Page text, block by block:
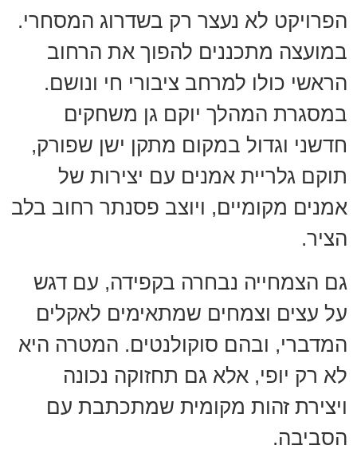
הפרויקט לא נעצר רק בשדרוג המסחרי.
במועצה מתכננים להפוך את הרחוב
הראשי כולו למרחב ציבורי חי ונושם.
במסגרת המהלך יוקם גן משחקים
חדשני וגדול במקום מתקן ישן שפורק,
תוקם גלריית אמנים עם יצירות של
אמנים מקומיים, ויוצב פסנתר רחוב בלב
הציר.
גם הצמחייה נבחרה בקפידה, עם דגש
על עצים וצמחים שמתאימים לאקלים
המדברי, ובהם סוקולנטים. המטרה היא
לא רק יופי, אלא גם תחזוקה נכונה
ויצירת זהות מקומית שמתכתבת עם
הסביבה.